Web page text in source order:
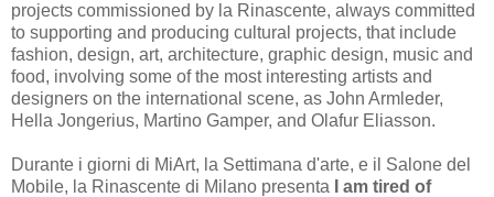
projects commissioned by la Rinascente, always committed
to supporting and producing cultural projects, that include
fashion, design, art, architecture, graphic design, music and
food, involving some of the most interesting artists and
designers on the international scene, as John Armleder,
Hella Jongerius, Martino Gamper, and Olafur Eliasson.
Durante i giorni di MiArt, la Settimana d'arte, e il Salone del
Mobile, la Rinascente di Milano presenta
I am tired of